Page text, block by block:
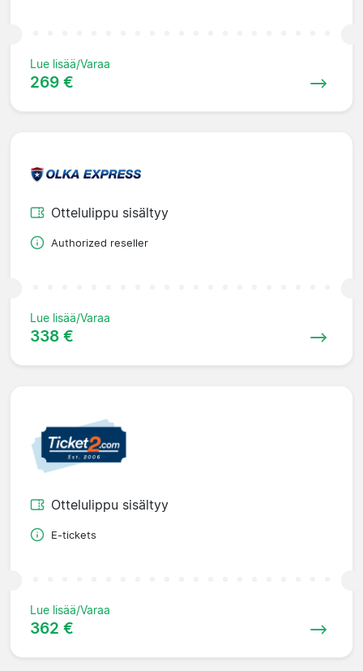
Lue lisää/Varaa
269 €
Ottelulippu sisältyy
Authorized reseller
Lue lisää/Varaa
338 €
Ottelulippu sisältyy
E-tickets
Lue lisää/Varaa
362 €